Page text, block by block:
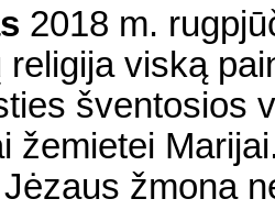
2018 m.
religija viską
šventosios
žemietei
žmona